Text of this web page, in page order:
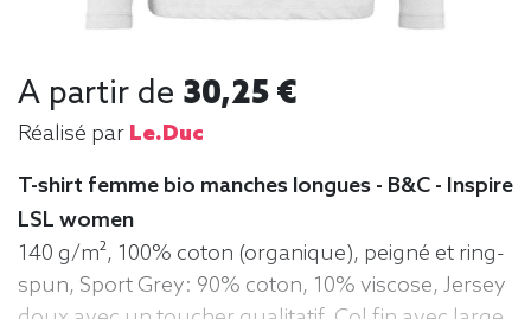
A partir de 30,25 €
Réalisé par Le.duc
T-shirt femme bio manches longues - B&C - Inspire
LSL women
140 g/m², 100% coton (organique), peigné et ring-
spun, Sport Grey: 90% coton, 10% viscose, Jersey